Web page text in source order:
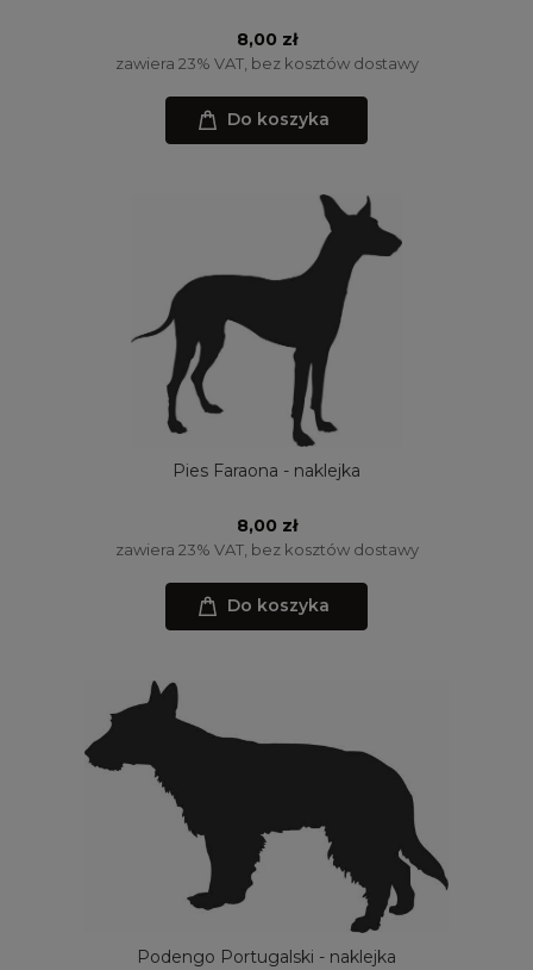
8,00 zł
zawiera 23% VAT, bez kosztów dostawy
Do koszyka
Pies Faraona - naklejka
8,00 zł
zawiera 23% VAT, bez kosztów dostawy
Do koszyka
Podengo Portugalski - naklejka